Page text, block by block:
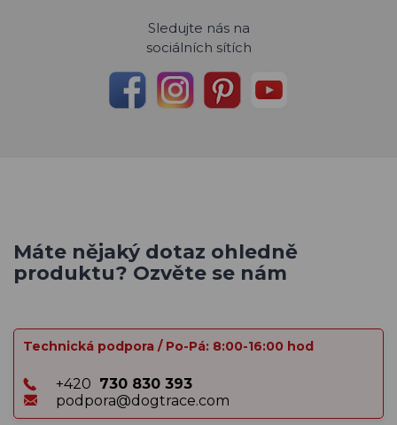
Sledujte nás na
sociálních sítích
Máte nějaký dotaz ohledně
produktu? Ozvěte se nám
Technická podpora / Po-Pá: 8:00-16:00 hod
+420 730 830 393
podpora@dogtrace.com